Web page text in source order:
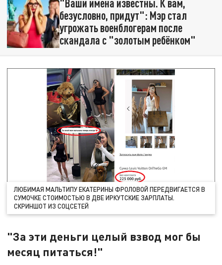
"Ваши имена известны. К вам,
безусловно, придут": Мэр стал
угрожать военблогерам после
скандала с "золотым ребёнком"
ЛЮБИМАЯ МАЛЬТИПУ ЕКАТЕРИНЫ ФРОЛОВОЙ ПЕРЕДВИГАЕТСЯ В
СУМОЧКЕ СТОИМОСТЬЮ В ДВЕ ИРКУТСКИЕ ЗАРПЛАТЫ.
СКРИНШОТ ИЗ СОЦСЕТЕЙ
"За эти деньги целый взвод мог бы
месяц питаться!"